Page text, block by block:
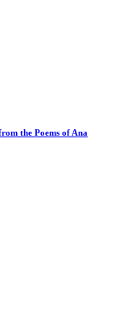
the Poems of Ana